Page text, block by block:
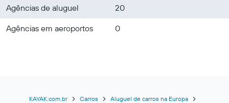
Agências de aluguel
20
Agências em aeroportos
0
KAYAK.com.br Carros
Aluguel de carros na Europa